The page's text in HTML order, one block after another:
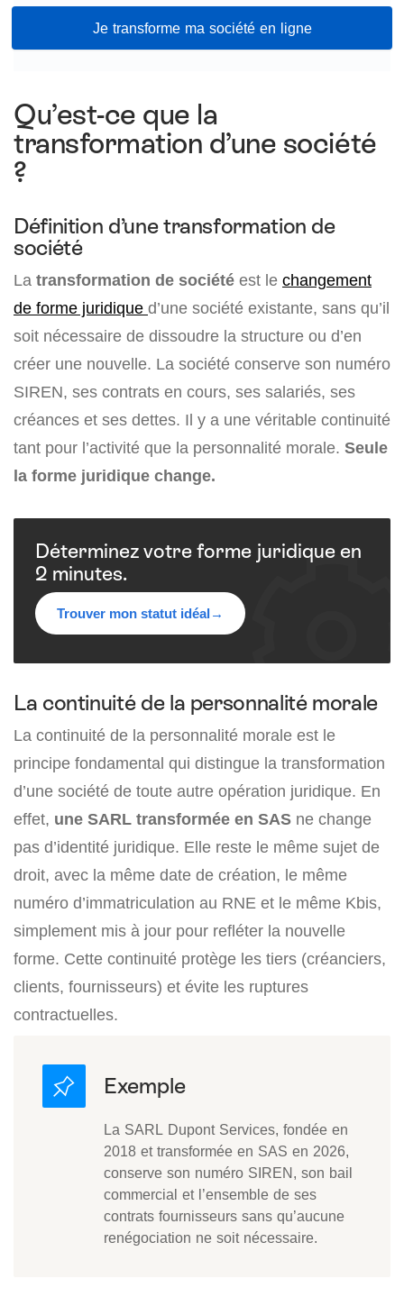
Je transforme ma société en ligne
Qu’est-ce que la
transformation d’une société
?
Définition d’une transformation de
société
La transformation de société est le changement
de forme juridique d’une société existante, sans qu’il
soit nécessaire de dissoudre la structure ou d’en
créer une nouvelle. La société conserve son numéro
SIREN, ses contrats en cours, ses salariés, ses
créances et ses dettes. Il y a une véritable continuité
tant pour l’activité que la personnalité morale. Seule
la forme juridique change.
Déterminez votre forme juridique en
2 minutes.
Trouver mon statut idéal→
La continuité de la personnalité morale
La continuité de la personnalité morale est le
principe fondamental qui distingue la transformation
d’une société de toute autre opération juridique. En
effet, une SARL transformée en SAS ne change
pas d’identité juridique. Elle reste le même sujet de
droit, avec la même date de création, le même
numéro d’immatriculation au RNE et le même Kbis,
simplement mis à jour pour refléter la nouvelle
forme. Cette continuité protège les tiers (créanciers,
clients, fournisseurs) et évite les ruptures
contractuelles.
La SARL Dupont Services, fondée en
2018 et transformée en SAS en 2026,
conserve son numéro SIREN, son bail
commercial et l’ensemble de ses
contrats fournisseurs sans qu’aucune
renégociation ne soit nécessaire.